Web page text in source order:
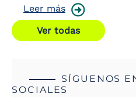
Leer más
Ver todas
SÍGUENOS
SOCIALES